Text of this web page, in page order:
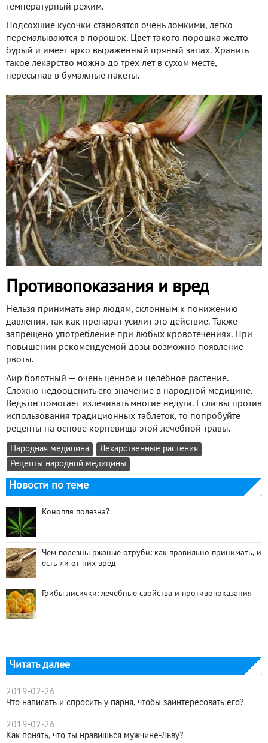
температурный режим.
Подсохшие кусочки становятся очень ломкими, легко
перемалываются в порошок. Цвет такого порошка желто-
бурый и имеет ярко выраженный пряный запах. Хранить
такое лекарство можно до трех лет в сухом месте,
пересыпав в бумажные пакеты.
Противопоказания и вред
Нельзя принимать аир людям, склонным к понижению
давления, так как препарат усилит это действие. Также
запрещено употребление при любых кровотечениях. При
повышении рекомендуемой дозы возможно появление
рвоты.
Аир болотный — очень ценное и целебное растение.
Сложно недооценить его значение в народной медицине.
Ведь он помогает излечивать многие недуги. Если вы против
использования традиционных таблеток, то попробуйте
рецепты на основе корневища этой лечебной травы.
Народная медицина
Лекарственные растения
Рецепты народной медицины
Новости по теме
Конопля полезна?
Чем полезны ржаные отруби: как правильно принимать, и
есть ли от них вред
Грибы лисички: лечебные свойства и противопоказания
Читать далее
2019-02-26
Что написать и спросить у парня, чтобы заинтересовать его?
2019-02-26
Как понять, что ты нравишься мужчине-Льву?